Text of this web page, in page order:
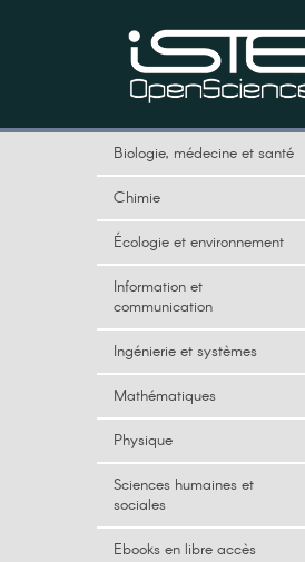
Biologie, médecine et santé
Chimie
Écologie et environnement
Information et
communication
Ingénierie et systèmes
Mathématiques
Physique
Sciences humaines et
sociales
Ebooks en libre accès